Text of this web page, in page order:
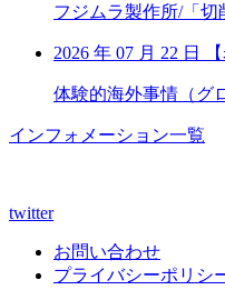
フジムラ製作所/「
2026 年 07 月 22 日 【
体験的海外事情（グ
インフォメーション一覧
twitter
お問い合わせ
プライバシーポリシ